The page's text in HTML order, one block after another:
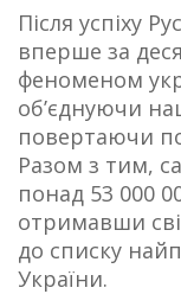
Після успіху
вперше за
феноменом
об’єднуючи
повертаючи
Разом з тим,
понад 53 000
отримавши
до списку
України.